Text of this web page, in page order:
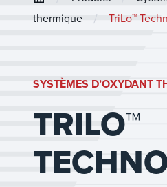
thermique
/ TriLo™
SYSTÈMES D’OXYDANT
TRILO™